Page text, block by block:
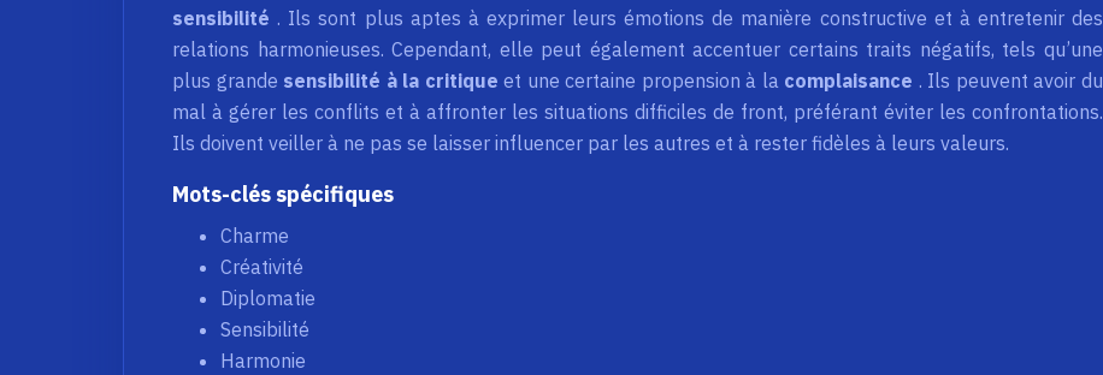
sensibilité. Ils sont plus aptes à exprimer leurs émotions de manière constructive et à entretenir des
relations harmonieuses. Cependant, elle peut également accentuer certains traits négatifs, tels qu’une
plus grande sensibilité à la critiqueet une certaine propension à la complaisance . Ils peuvent avoir du
mal à gérer les conflits et à affronter les situations difficiles de front, préférant éviter les confrontations.
Ils doivent veiller à ne pas se laisser influencer par les autres et à rester fidèles à leurs valeurs.
Mots-clés spécifiques
Charme
Créativité
Diplomatie
Sensibilité
Harmonie